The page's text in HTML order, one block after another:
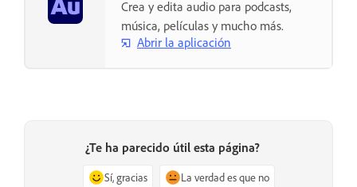
Crea y edita audio para podcasts,
música, películas y mucho más.
Abrir la aplicación
¿Te ha parecido útil esta página?
Sí, gracias La verdad es que no